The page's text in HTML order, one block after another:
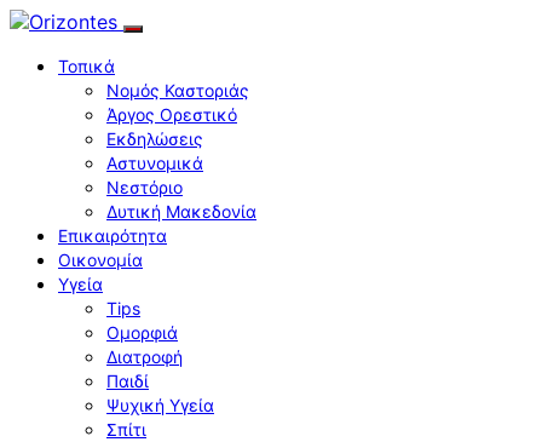
Τοπικά
Νομός Καστοριάς
Άργος Ορεστικό
Εκδηλώσεις
Αστυνομικά
Νεστόριο
Δυτική Μακεδονία
Επικαιρότητα
Οικονομία
Υγεία
Tips
Ομορφιά
Διατροφή
Παιδί
Ψυχική Υγεία
Σπίτι